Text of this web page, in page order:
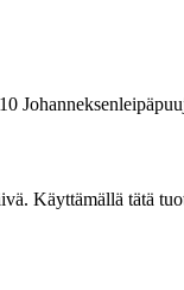
Käyttämällä tätä